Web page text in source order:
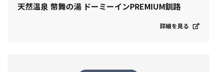
天然温泉 幣舞の湯 ドーミーインPREMIUM釧路
詳細を見る